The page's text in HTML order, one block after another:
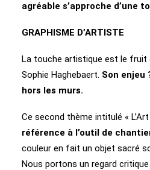
agréable s’approche d’une
GRAPHISME D’ARTISTE
La touche artistique est le fruit
Sophie Haghebaert. Son enjeu
hors les murs.
Ce second thème intitulé «
référence à l’outil de
couleur en fait un objet sacré
Nous portons un regard